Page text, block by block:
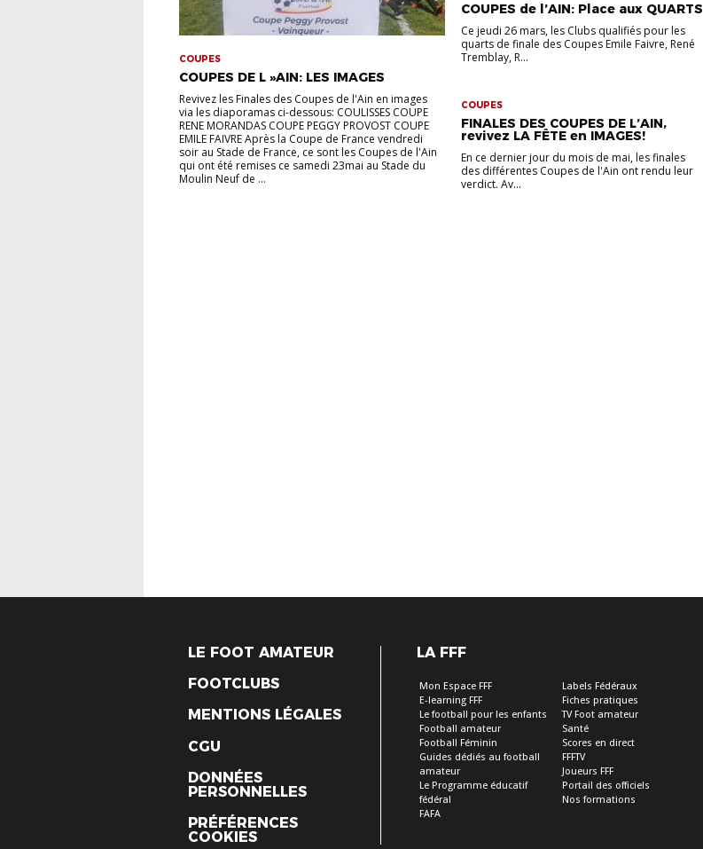
COUPES
COUPES DE L »AIN: LES IMAGES
Revivez les Finales des Coupes de l'Ain en images
via les diaporamas ci-dessous: COULISSES COUPE
RENE MORANDAS COUPE PEGGY PROVOST COUPE
EMILE FAIVRE Après la Coupe de France vendredi
soir au Stade de France, ce sont les Coupes de l'Ain
qui ont été remises ce samedi 23mai au Stade du
Moulin Neuf de ...
COUPES de l’AIN: Place aux QUARTS
Ce jeudi 26 mars, les Clubs qualifiés pour les
quarts de finale des Coupes Emile Faivre, René
Tremblay, R...
COUPES
FINALES DES COUPES DE L’AIN,
revivez LA FÊTE en IMAGES!
En ce dernier jour du mois de mai, les finales
des différentes Coupes de l'Ain ont rendu leur
verdict. Av...
LE FOOT AMATEUR
FOOTCLUBS
MENTIONS LÉGALES
CGU
DONNÉES
PERSONNELLES
PRÉFÉRENCES
COOKIES
LA FFF
Mon Espace FFF
E-learning FFF
Le football pour les enfants
Football amateur
Football Féminin
Guides dédiés au football
amateur
Le Programme éducatif
fédéral
FAFA
Labels Fédéraux
Fiches pratiques
TV Foot amateur
Santé
Scores en direct
FFFTV
Joueurs FFF
Portail des officiels
Nos formations